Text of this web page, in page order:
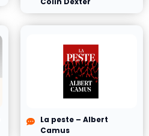
La peste – Albert
Camus